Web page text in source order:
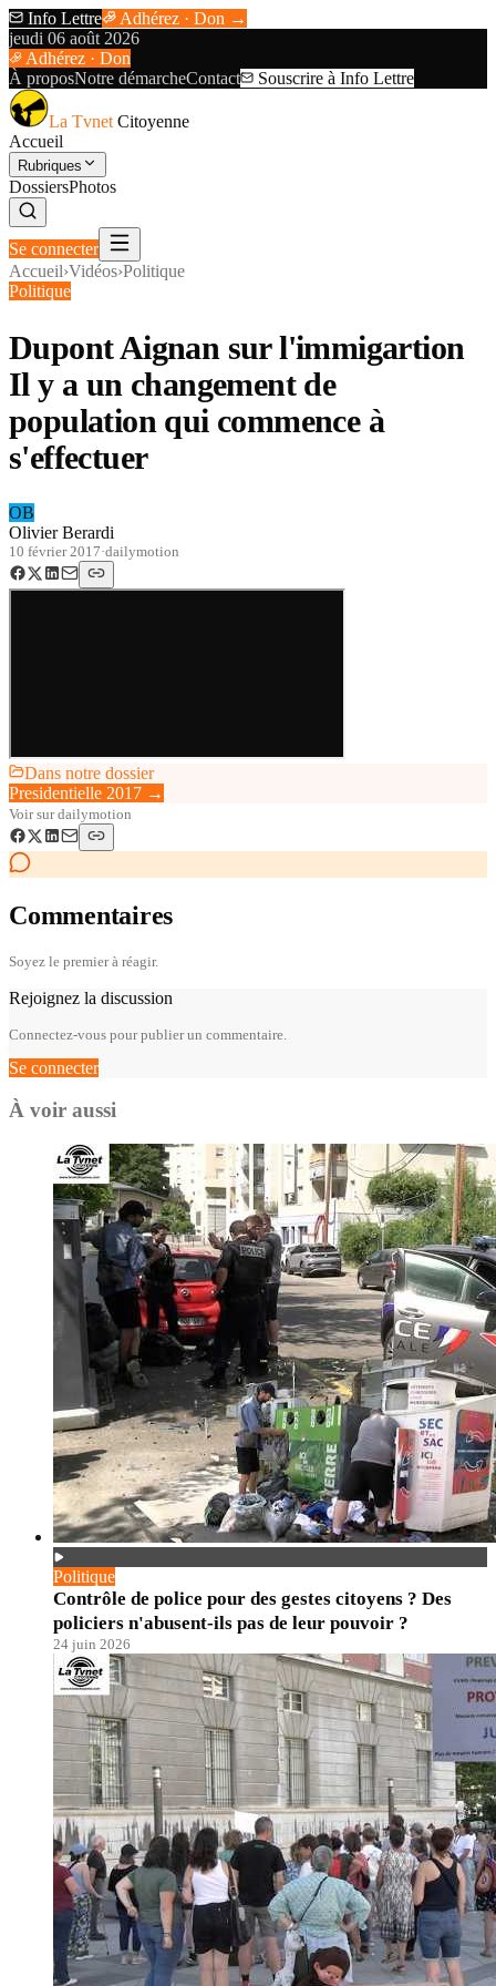
Info Lettre
Adhérez · Don →
jeudi 06 août 2026
Adhérez · Don
À proposNotre démarcheContact Souscrire à Info Lettre
La Tvnet Citoyenne
Accueil
Rubriques
DossiersPhotos
Se connecter
Accueil›Vidéos›Politique
Politique
Dupont Aignan sur l'immigartion
Il y a un changement de
population qui commence à
s'effectuer
OB
Olivier Berardi
10 février 2017·dailymotion
Dans notre dossier
Presidentielle 2017 →
Voir surdailymotion
Commentaires
Soyez le premier à réagir.
Rejoignez la discussion
Connectez-vous pour publier un commentaire.
Se connecter
À voir aussi
Politique
Contrôle de police pour des gestes citoyens ? Des
policiers n'abusent-ils pas de leur pouvoir ?
24 juin 2026